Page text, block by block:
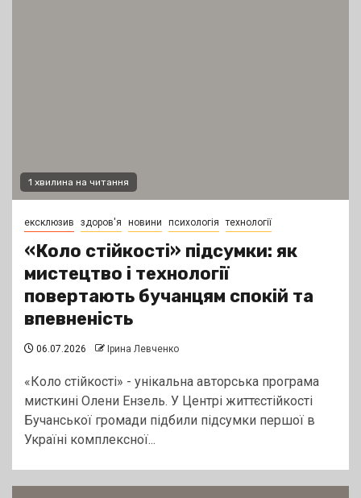
1 хвилина на читання
ексклюзив здоров'я новини психологія технології
«Коло стійкості» підсумки: як
мистецтво і технології
повертають бучанцям спокій та
впевненість
06.07.2026 Ірина Левченко
«Коло стійкості» - унікальна авторська програма
мисткині Олени Ензель. У Центрі життєстійкості
Бучанської громади підбили підсумки першої в
Україні комплексної...